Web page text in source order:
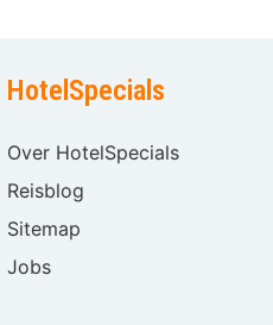
HotelSpecials
Over HotelSpecials
Reisblog
Sitemap
Jobs